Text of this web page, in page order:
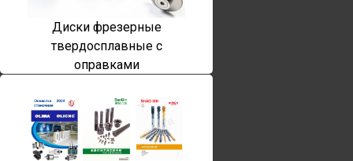
Диски фрезерные
твердосплавные с
оправками